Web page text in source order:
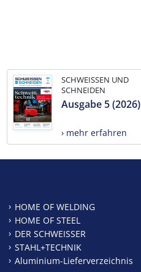
SCHWEISSEN UND
SCHNEIDEN
Ausgabe 5 (2026)
› mehr erfahren
HOME OF WELDING
HOME OF STEEL
DER SCHWEISSER
STAHL+TECHNIK
Aluminium-Lieferverzeichnis